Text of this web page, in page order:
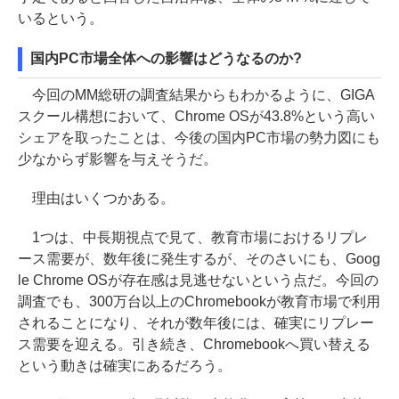
いるという。
国内PC市場全体への影響はどうなるのか?
今回のMM総研の調査結果からもわかるように、GIGA
スクール構想において、Chrome OSが43.8%という高い
シェアを取ったことは、今後の国内PC市場の勢力図にも
少なからず影響を与えそうだ。
理由はいくつかある。
1つは、中長期視点で見て、教育市場におけるリプレ
ース需要が、数年後に発生するが、そのさいにも、Goog
le Chrome OSが存在感は見逃せないという点だ。今回の
調査でも、300万台以上のChromebookが教育市場で利用
されることになり、それが数年後には、確実にリプレー
ス需要を迎える。引き続き、Chromebookへ買い替える
という動きは確実にあるだろう。